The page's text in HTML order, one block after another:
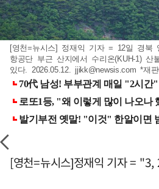
[영천=뉴시스] 정재익 기자 = 12일 경북
항공단 부근 산지에서 수리온(KUH-1) 산
있다. 2026.05.12. jjikk@newsis.com *재
[영천=뉴시스]정재익 기자 =